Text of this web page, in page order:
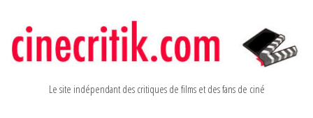
contenu
Le site indépendant des critiques de films et des fans de ciné